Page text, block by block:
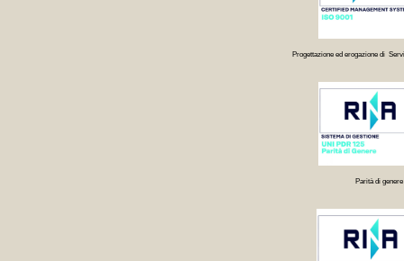
Progettazione ed erogazione di
Parità di genere